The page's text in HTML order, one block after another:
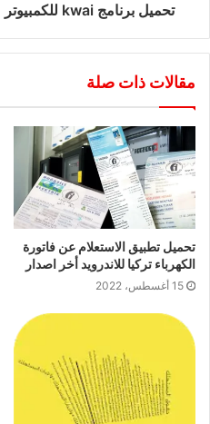
تحميل برنامج kwai للكمبيوتر مبدع فيديو قصير اخر اصدار
مقالات ذات صلة
تحميل تطبيق الاستعلام عن فاتورة
الكهرباء تركيا للاندرويد أخر اصدار
15 أغسطس، 2022